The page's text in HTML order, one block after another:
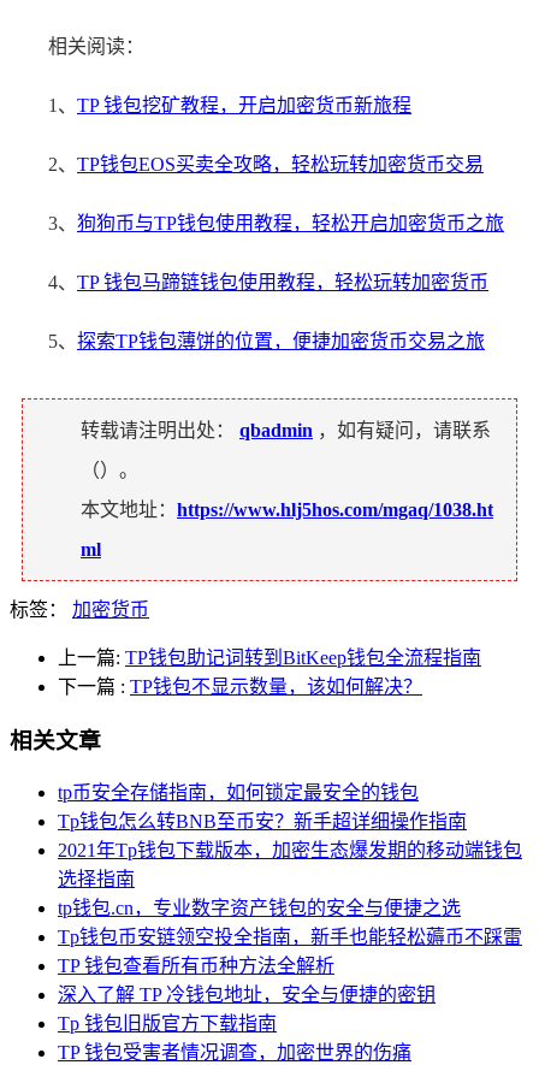
相关阅读：
1、 TP 钱包挖矿教程，开启加密货币新旅程
2、 TP钱包EOS买卖全攻略，轻松玩转加密货币交易
3、 狗狗币与TP钱包使用教程，轻松开启加密货币之旅
4、 TP 钱包马蹄链钱包使用教程，轻松玩转加密货币
5、 探索TP钱包薄饼的位置，便捷加密货币交易之旅
转载请注明出处： qbadmin ，如有疑问，请联系
（）。
本文地址： https://www.hlj5hos.com/mgaq/1038.ht
ml
标签： 加密货币
上一篇: TP钱包助记词转到BitKeep钱包全流程指南
下一篇 : TP钱包不显示数量，该如何解决？
相关文章
tp币安全存储指南，如何锁定最安全的钱包
Tp钱包怎么转BNB至币安？新手超详细操作指南
2021年Tp钱包下载版本，加密生态爆发期的移动端钱包
选择指南
tp钱包.cn，专业数字资产钱包的安全与便捷之选
Tp钱包币安链领空投全指南，新手也能轻松薅币不踩雷
TP 钱包查看所有币种方法全解析
深入了解 TP 冷钱包地址，安全与便捷的密钥
Tp 钱包旧版官方下载指南
TP 钱包受害者情况调查，加密世界的伤痛